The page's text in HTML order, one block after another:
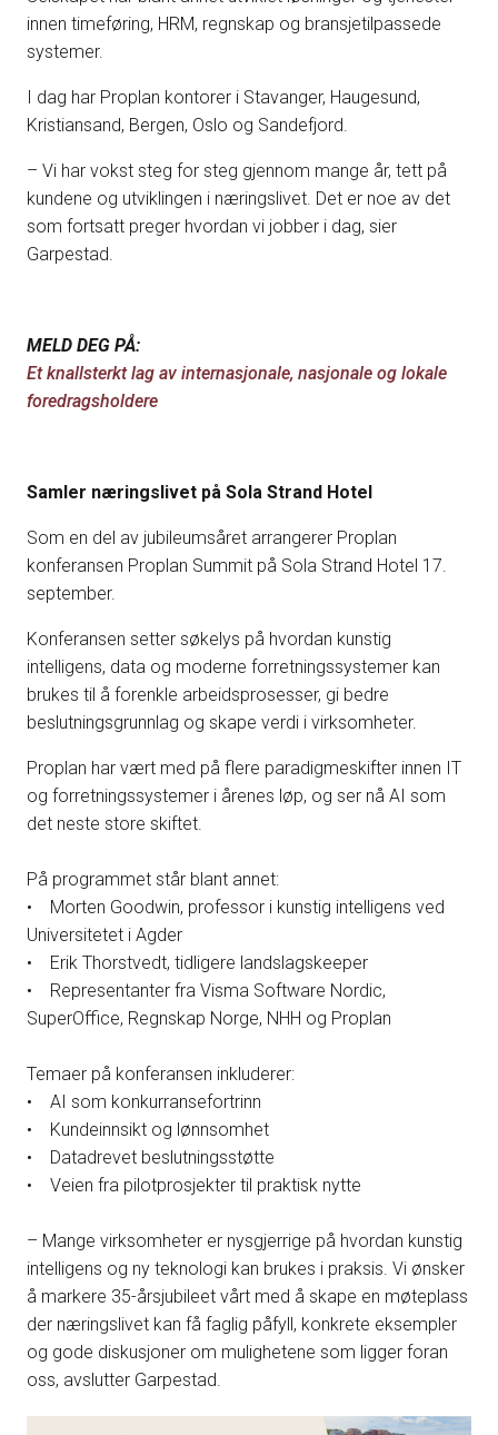
innen timeføring, HRM, regnskap og bransjetilpassede
systemer.
I dag har Proplan kontorer i Stavanger, Haugesund,
Kristiansand, Bergen, Oslo og Sandefjord.
– Vi har vokst steg for steg gjennom mange år, tett på
kundene og utviklingen i næringslivet. Det er noe av det
som fortsatt preger hvordan vi jobber i dag, sier
Garpestad.
MELD DEG PÅ:
Et knallsterkt lag av internasjonale, nasjonale og lokale
foredragsholdere
Samler næringslivet på Sola Strand Hotel
Som en del av jubileumsåret arrangerer Proplan
konferansen Proplan Summit på Sola Strand Hotel 17.
september.
Konferansen setter søkelys på hvordan kunstig
intelligens, data og moderne forretningssystemer kan
brukes til å forenkle arbeidsprosesser, gi bedre
beslutningsgrunnlag og skape verdi i virksomheter.
Proplan har vært med på flere paradigmeskifter innen IT
og forretningssystemer i årenes løp, og ser nå AI som
det neste store skiftet.
På programmet står blant annet:
• Morten Goodwin, professor i kunstig intelligens ved
Universitetet i Agder
• Erik Thorstvedt, tidligere landslagskeeper
• Representanter fra Visma Software Nordic,
SuperOffice, Regnskap Norge, NHH og Proplan
Temaer på konferansen inkluderer:
• AI som konkurransefortrinn
• Kundeinnsikt og lønnsomhet
• Datadrevet beslutningsstøtte
• Veien fra pilotprosjekter til praktisk nytte
– Mange virksomheter er nysgjerrige på hvordan kunstig
intelligens og ny teknologi kan brukes i praksis. Vi ønsker
å markere 35-årsjubileet vårt med å skape en møteplass
der næringslivet kan få faglig påfyll, konkrete eksempler
og gode diskusjoner om mulighetene som ligger foran
oss, avslutter Garpestad.